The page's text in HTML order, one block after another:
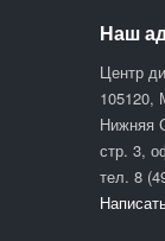
Наш
Центр
105120,
Нижняя
стр. 3,
тел. 8